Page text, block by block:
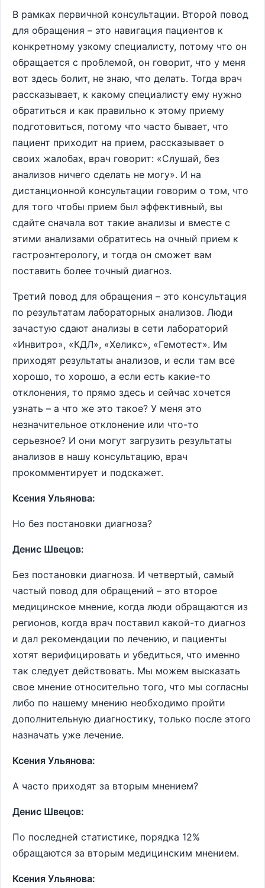
В рамках первичной консультации. Второй повод
для обращения – это навигация пациентов к
конкретному узкому специалисту, потому что он
обращается с проблемой, он говорит, что у меня
вот здесь болит, не знаю, что делать. Тогда врач
рассказывает, к какому специалисту ему нужно
обратиться и как правильно к этому приему
подготовиться, потому что часто бывает, что
пациент приходит на прием, рассказывает о
своих жалобах, врач говорит: «Слушай, без
анализов ничего сделать не могу». И на
дистанционной консультации говорим о том, что
для того чтобы прием был эффективный, вы
сдайте сначала вот такие анализы и вместе с
этими анализами обратитесь на очный прием к
гастроэнтерологу, и тогда он сможет вам
поставить более точный диагноз.
Третий повод для обращения – это консультация
по результатам лабораторных анализов. Люди
зачастую сдают анализы в сети лабораторий
«Инвитро», «КДЛ», «Хеликс», «Гемотест». Им
приходят результаты анализов, и если там все
хорошо, то хорошо, а если есть какие-то
отклонения, то прямо здесь и сейчас хочется
узнать – а что же это такое? У меня это
незначительное отклонение или что-то
серьезное? И они могут загрузить результаты
анализов в нашу консультацию, врач
прокомментирует и подскажет.
Ксения Ульянова:
Но без постановки диагноза?
Денис Швецов:
Без постановки диагноза. И четвертый, самый
частый повод для обращений – это второе
медицинское мнение, когда люди обращаются из
регионов, когда врач поставил какой-то диагноз
и дал рекомендации по лечению, и пациенты
хотят верифицировать и убедиться, что именно
так следует действовать. Мы можем высказать
свое мнение относительно того, что мы согласны
либо по нашему мнению необходимо пройти
дополнительную диагностику, только после этого
назначать уже лечение.
Ксения Ульянова:
А часто приходят за вторым мнением?
Денис Швецов:
По последней статистике, порядка 12%
обращаются за вторым медицинским мнением.
Ксения Ульянова: